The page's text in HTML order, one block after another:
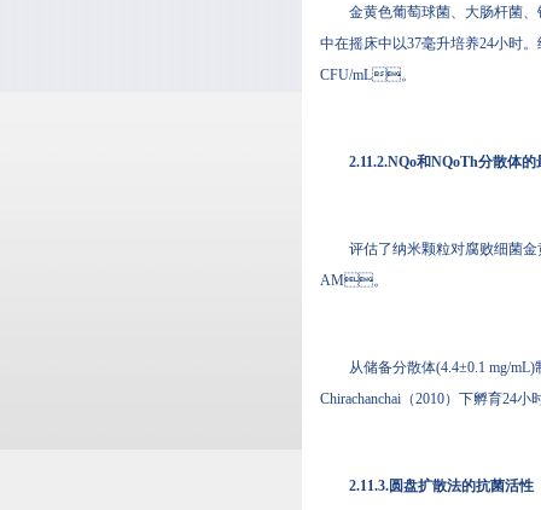
金黄色葡萄球菌、大肠杆菌
中在摇床中以37毫升培养24小时
CFU/mL。
2.11.2.NQo和NQoTh分散体
评估了纳米颗粒对腐败细菌金黄
AM。
从储备分散体(4.4±0.1 mg/mL)
Chirachanchai（2010）下孵育24小
2.11.3.圆盘扩散法的抗菌活性